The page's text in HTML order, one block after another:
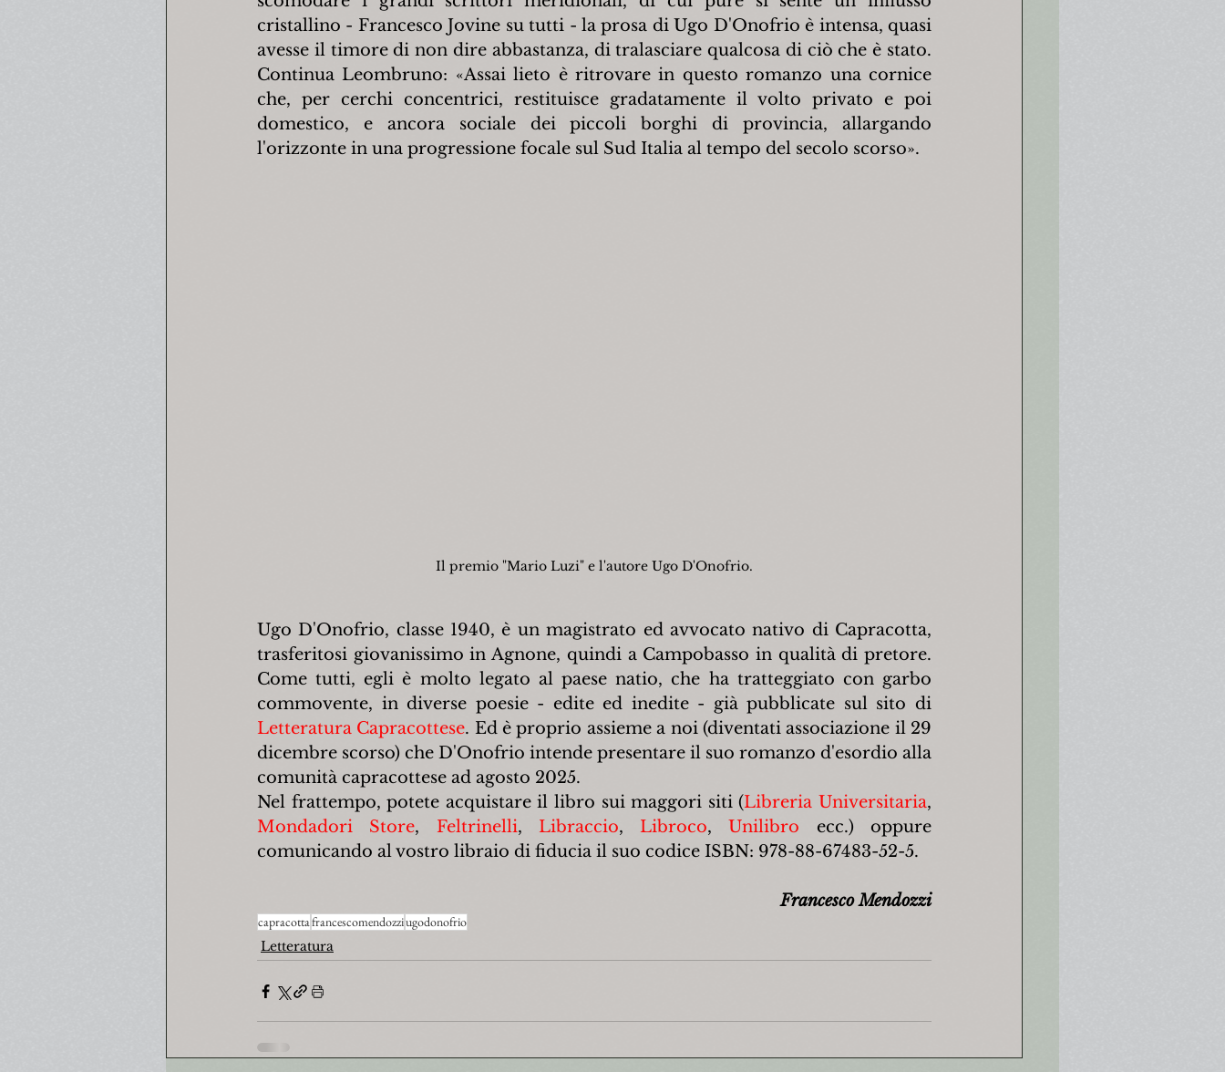
cristallino - Francesco Jovine su tutti - la prosa di Ugo D'Onofrio è intensa, quasi
avesse il timore di non dire abbastanza, di tralasciare qualcosa di ciò che è stato.
Continua Leombruno: «Assai lieto è ritrovare in questo romanzo una cornice
che, per cerchi concentrici, restituisce gradatamente il volto privato e poi
domestico, e ancora sociale dei piccoli borghi di provincia, allargando
l'orizzonte in una progressione focale sul Sud Italia al tempo del secolo scorso».
Il premio "Mario Luzi" e l'autore Ugo D'Onofrio.
Ugo D'Onofrio, classe 1940, è un magistrato ed avvocato nativo di Capracotta,
trasferitosi giovanissimo in Agnone, quindi a Campobasso in qualità di pretore.
Come tutti, egli è molto legato al paese natio, che ha tratteggiato con garbo
Letteratura Capracottese. Ed è proprio assieme a noi (diventati associazione il 29
dicembre scorso) che D'Onofrio intende presentare il suo romanzo d'esordio alla
comunità capracottese ad agosto 2025.
Nel frattempo, potete acquistare il libro sui maggori siti (Libreria Universitaria
Mondadori Store, Feltrinelli, Libraccio, Libroco, Unilibro ecc.) oppure
comunicando al vostro libraio di fiducia il suo codice ISBN: 978-88-67483-52-5.
Francesco Mendozzi
capracottafrancescomendozziugodonofrio
Letteratura